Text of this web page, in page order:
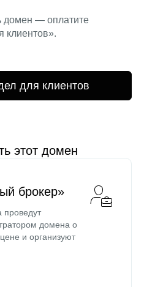
домен — оплатите
клиентов».
для клиентов
этот домен
брокер»
проведут
домена о
и организуют